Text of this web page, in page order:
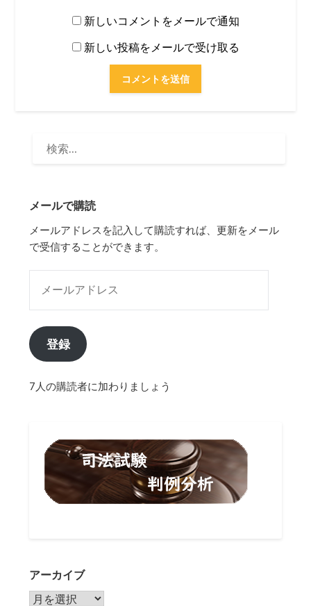
新しいコメントをメールで通知
新しい投稿をメールで受け取る
メールで購読
メールアドレスを記入して購読すれば、更新をメール
で受信することができます。
登録
7人の購読者に加わりましょう
アーカイブ
アーカイブ